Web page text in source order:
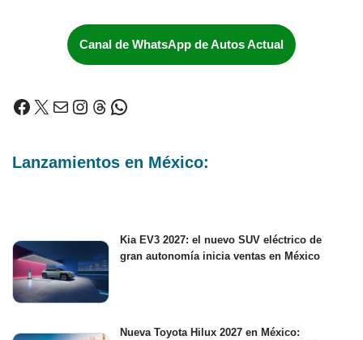
Canal de WhatsApp de Autos Actual
Lanzamientos en México:
Kia EV3 2027: el nuevo SUV eléctrico de
gran autonomía inicia ventas en México
Nueva Toyota Hilux 2027 en México: